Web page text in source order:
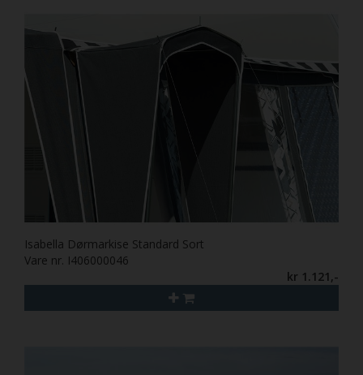
Isabella Dørmarkise Standard Sort
Vare nr. I406000046
kr 1.121,-